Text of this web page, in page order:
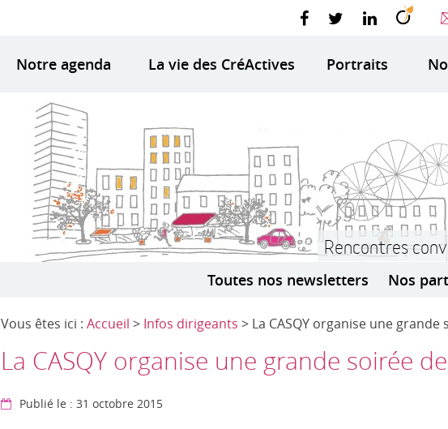
Notre agenda La vie des CréActives Portraits
Rencontres
Toutes nos newsletters Nos
Vous êtes ici : Accueil > Infos dirigeants > La CASQY organise une
La CASQY organise une grande soirée
Publié le : 31 octobre 2015